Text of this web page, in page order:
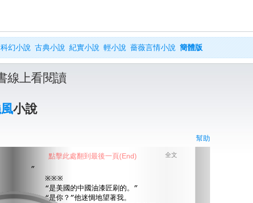
科幻小說 古典小說 紀實小說 輕小說 薔薇言情小說 簡體版
線上看閱讀
小說
幫助
全文
”
※※※
“是美國的中國油漆匠刷的。”
“是你？”他迷惆地望著我。
點擊此處翻到最後一頁(End)